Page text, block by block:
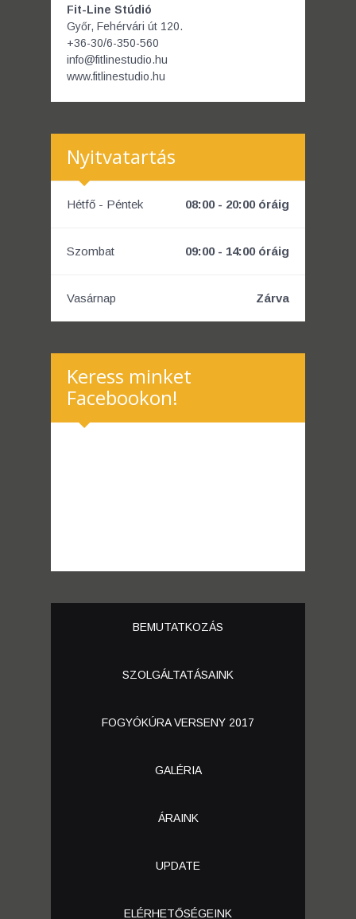
Fit-Line Stúdió
Győr, Fehérvári út 120.
+36-30/6-350-560
info@fitlinestudio.hu
www.fitlinestudio.hu
Nyitvatartás
Hétfő - Péntek 08:00 - 20:00 óráig
Szombat 09:00 - 14:00 óráig
Vasárnap Zárva
Keress minket
Facebookon!
BEMUTATKOZÁS
SZOLGÁLTATÁSAINK
FOGYÓKÚRA VERSENY 2017
GALÉRIA
ÁRAINK
UPDATE
ELÉRHETŐSÉGEINK